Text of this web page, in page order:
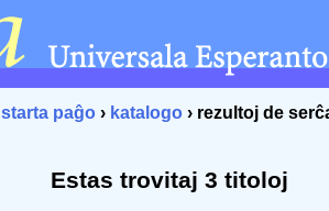
starta paĝo › katalogo › rezultoj de
Estas trovitaj 3 titoloj